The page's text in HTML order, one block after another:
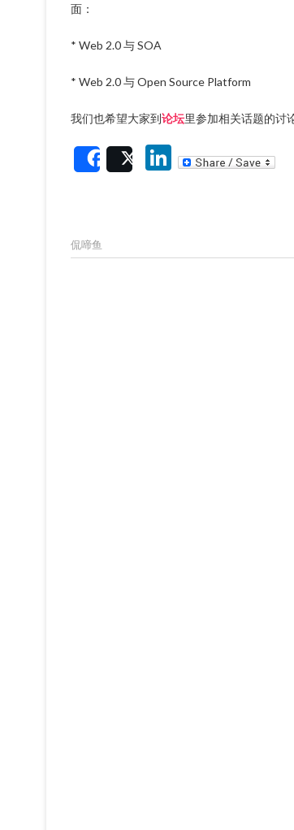
面：
* Web 2.0 与SOA
* Web 2.0 与 Open Source Platform
我们也希望大家到论坛里参加相关话题的讨
SharePost Li
n
侃啼鱼